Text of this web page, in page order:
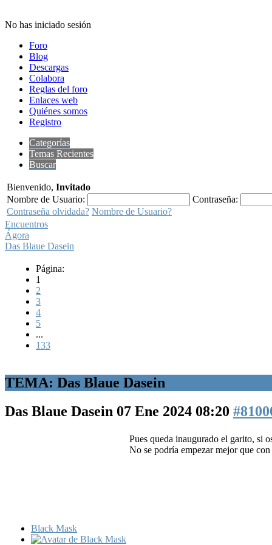
No has iniciado sesión
Foro
Blog
Descargas
Colabora
Reglas del foro
Enlaces web
Quiénes somos
Registro
Categorías
Temas Recientes
Buscar
Bienvenido, Invitado
Nombre de Usuario:
Contraseña:
Contraseña olvidada? Nombre de Usuario?
Encuentros
Ágora
Das Blaue Dasein
Página:
1
2
3
4
5
...
133
TEMA: Das Blaue Dasein
Das Blaue Dasein 07 Ene 2024 08:20
Black Mask
Pues queda inaugurado el garito, si
No se podría empezar mejor que con